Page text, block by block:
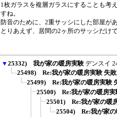
1枚ガラスを複層ガラスにすることも考
すね。
防音のために、2重サッシにした部屋が
とりあえず、居間の2ヶ所のサッシだけ
▼ 25332) 我が家の暖房実験 デンスイ
25498) Re:我が家の暖房実験 失
25499) Re:我が家の暖房実験
25500) Re:我が家の暖房実
25501) Re:我が家の暖
25504) Re:我が家の